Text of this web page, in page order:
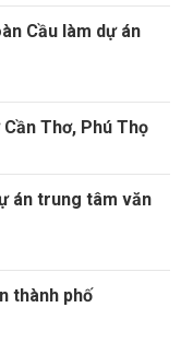
Cầu làm dự án
Thơ, Phú Thọ
án trung tâm văn
thành phố